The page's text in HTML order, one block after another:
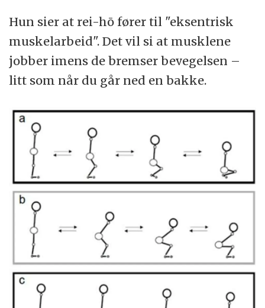
Hun sier at rei-hō fører til "eksentrisk
muskelarbeid". Det vil si at musklene
jobber imens de bremser bevegelsen –
litt som når du går ned en bakke.